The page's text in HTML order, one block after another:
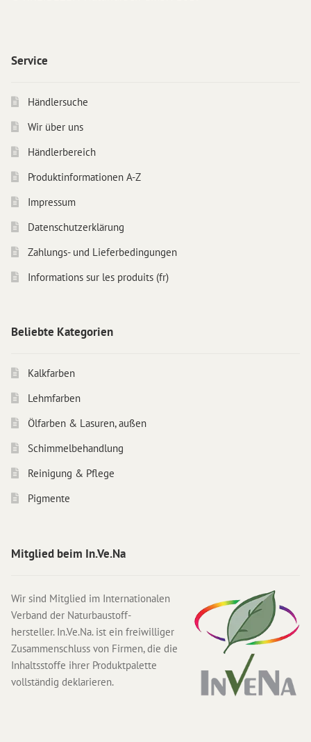
Service
Händlersuche
Wir über uns
Händlerbereich
Produktinformationen A-Z
Impressum
Datenschutzerklärung
Zahlungs- und Lieferbedingungen
Informations sur les produits (fr)
Beliebte Kategorien
Kalkfarben
Lehmfarben
Ölfarben & Lasuren, außen
Schimmelbehandlung
Reinigung & Pflege
Pigmente
Mitglied beim In.Ve.Na
Wir sind Mitglied im Internationalen
Verband der Naturbaustoff-
hersteller. In.Ve.Na. ist ein freiwilliger
Zusammenschluss von Firmen, die die
Inhaltsstoffe ihrer Produktpalette
vollständig deklarieren.